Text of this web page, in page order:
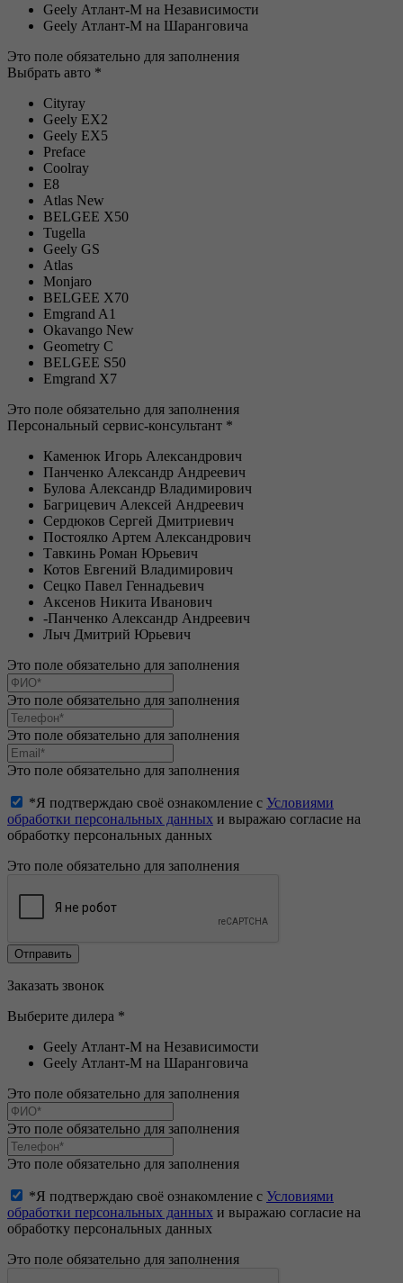
Geely Атлант-М на Независимости
Geely Атлант-М на Шаранговича
Это поле обязательно для заполнения
Выбрать авто *
Cityray
Geely EX2
Geely EX5
Preface
Coolray
E8
Atlas New
BELGEE Х50
Tugella
Geely GS
Atlas
Monjaro
BELGEE X70
Emgrand A1
Okavango New
Geometry C
BELGEE S50
Emgrand X7
Это поле обязательно для заполнения
Персональный сервис-консультант *
Каменюк Игорь Александрович
Панченко Александр Андреевич
Булова Александр Владимирович
Багрицевич Алексей Андреевич
Сердюков Сергей Дмитриевич
Постоялко Артем Александрович
Тавкинь Роман Юрьевич
Котов Евгений Владимирович
Сецко Павел Геннадьевич
Аксенов Никита Иванович
-Панченко Александр Андреевич
Лыч Дмитрий Юрьевич
Это поле обязательно для заполнения
Это поле обязательно для заполнения
Это поле обязательно для заполнения
Это поле обязательно для заполнения
*Я подтверждаю своё ознакомление с Условиями
обработки персональных данных и выражаю согласие на
обработку персональных данных
Это поле обязательно для заполнения
Заказать звонок
Выберите дилера *
Geely Атлант-М на Независимости
Geely Атлант-М на Шаранговича
Это поле обязательно для заполнения
Это поле обязательно для заполнения
Это поле обязательно для заполнения
*Я подтверждаю своё ознакомление с Условиями
обработки персональных данных и выражаю согласие на
обработку персональных данных
Это поле обязательно для заполнения